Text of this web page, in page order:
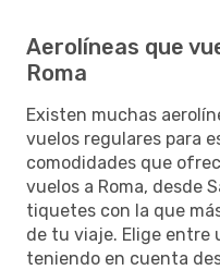
Aerolíneas que
Roma
Existen muchas
vuelos regulares para
comodidades que
vuelos a Roma, desde
tiquetes con la que
de tu viaje. Elige entre
teniendo en cuenta